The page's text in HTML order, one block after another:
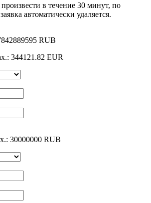
в течение 30 минут, по
автоматически удаляется.
RUB
344121.82 EUR
30000000 RUB